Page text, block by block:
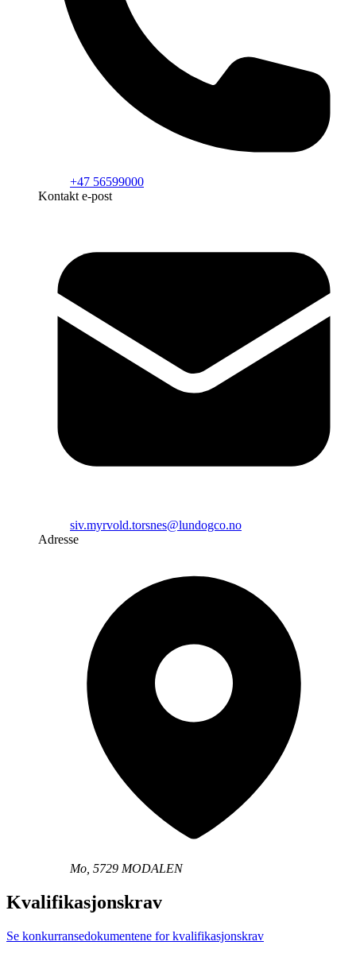
+47 56599000
Kontakt e-post
siv.myrvold.torsnes@lundogco.no
Adresse
Mo, 5729 MODALEN
Kvalifikasjonskrav
Se konkurransedokumentene for kvalifikasjonskrav